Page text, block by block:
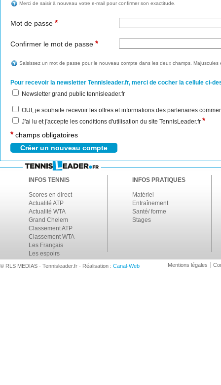
Merci de saisir à nouveau votre e-mail pour confirmer son exactitude.
Mot de passe *
Confirmer le mot de passe *
Saisissez un mot de passe pour le nouveau compte dans les deux champs. Majuscules
Pour recevoir la newsletter Tennisleader.fr, merci de cocher la cellule ci-
Newsletter grand public tennisleader.fr
OUI, je souhaite recevoir les offres et informations des partenaires
J'ai lu et j'accepte les conditions d'utilisation du site TennisLeader.fr *
* champs obligatoires
INFOS TENNIS
Scores en direct
Actualité ATP
Actualité WTA
Grand Chelem
Classement ATP
Classement WTA
Les Français
Les espoirs
INFOS PRATIQUES
Matériel
Entraînement
Santé/ forme
Stages
© RLS MEDIAS - Tennisleader.fr - Réalisation : Canal-Web Mentions légales